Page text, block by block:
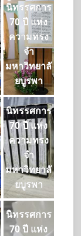
นิทรรศการ
70 ปี แห่ง
ความทรง
จำ
มหาวิทยาลั
ยบูรพา
นิทรรศการ
70 ปี แห่ง
ความทรง
จำ
มหาวิทยาลั
ยบูรพา
นิทรรศการ
70 ปี แห่ง